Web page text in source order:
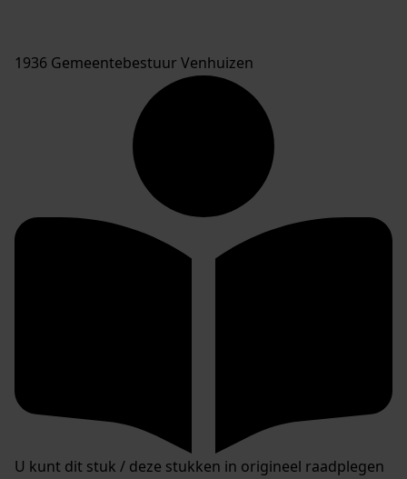
1936 Gemeentebestuur Venhuizen
U kunt dit stuk / deze stukken in origineel raadplegen